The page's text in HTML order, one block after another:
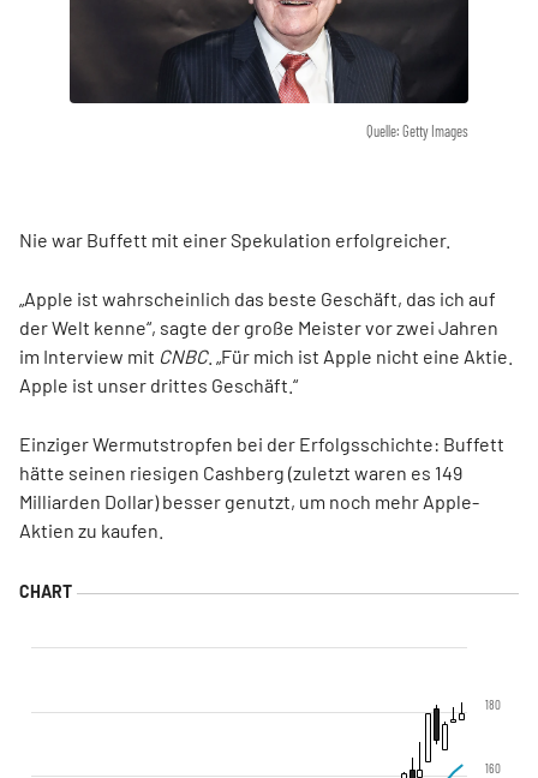
Quelle: Getty Images
Nie war Buffett mit einer Spekulation erfolgreicher.
„Apple ist wahrscheinlich das beste Geschäft, das ich auf
der Welt kenne“, sagte der große Meister vor zwei Jahren
im Interview mit CNBC. „Für mich ist Apple nicht eine Aktie.
Apple ist unser drittes Geschäft.“
Einziger Wermutstropfen bei der Erfolgsschichte: Buffett
hätte seinen riesigen Cashberg (zuletzt waren es 149
Milliarden Dollar) besser genutzt, um noch mehr Apple-
Aktien zu kaufen.
160
180